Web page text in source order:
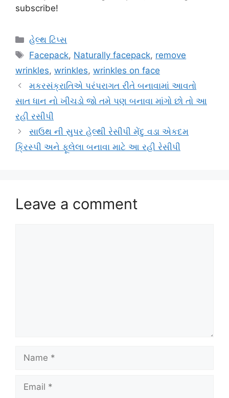
subscribe!
Categories
હેલ્થ ટિપ્સ
Tags
Facepack, Naturally facepack, remove
wrinkles, wrinkles, wrinkles on face
મકરસંક્રાતિએ પરંપરાગત રીતે બનાવામાં આવતો
સાત ધાન નો ખીચડો જો તમે પણ બનાવા માંગો છો તો આ
રહી રસીપી
સાઉથ ની સુપર હેલ્થી રેસીપી મેંદુ વડા એકદમ
ક્રિસ્પી અને ફૂલેલા બનાવા માટે આ રહી રેસીપી
Leave a comment
Name
Email